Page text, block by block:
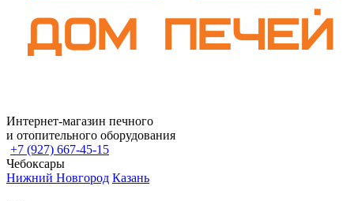
Интернет-магазин печного
и отопительного оборудования
+7 (927) 667-45-15
Чебоксары
Нижний Новгород Казань